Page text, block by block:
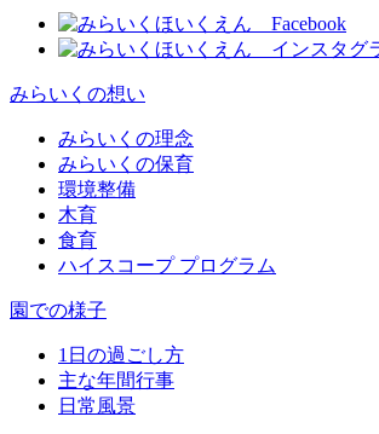
みらいくの想い
みらいくの理念
みらいくの保育
環境整備
木育
食育
ハイスコープ プログラム
園での様子
1日の過ごし方
主な年間行事
日常風景